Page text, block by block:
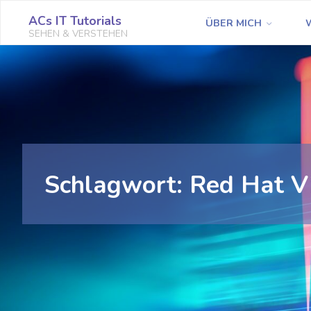
springen
ACs IT Tutorials
SEHEN & VERSTEHEN
ÜBER MICH
Schlagwort: Red Hat